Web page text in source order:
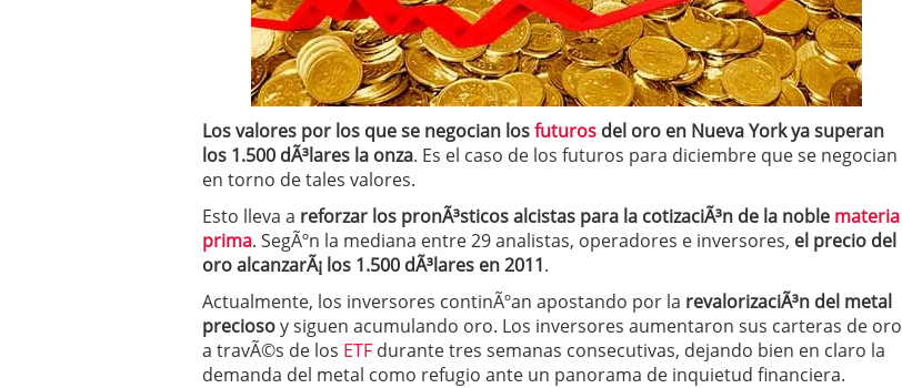
Los valores por los que se negocian losfuturos del oro en Nueva York ya superan
los 1.500 dÃ³lares la onza. Es el caso de los futuros para diciembre que se negocian
en torno de tales valores.
Esto lleva a reforzar los pronÃ³sticos alcistas para la cotizaciÃ³n de la noble materia
prima. SegÃºn la mediana entre 29 analistas, operadores e inversores, el precio del
oro alcanzarÃ¡ los 1.500 dÃ³lares en 2011.
Actualmente, los inversores continÃºan apostando por la revalorizaciÃ³n del metal
preciosoy siguen acumulando oro. Los inversores aumentaron sus carteras de oro
a travÃ©s de los ETF durante tres semanas consecutivas, dejando bien en claro la
demanda del metal como refugio ante un panorama de inquietud financiera.